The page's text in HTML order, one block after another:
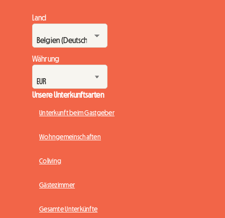
Land
Währung
Unsere Unterkunftsarten
Unterkunft beim Gastgeber
Wohngemeinschaften
Coliving
Gästezimmer
Gesamte Unterkünfte